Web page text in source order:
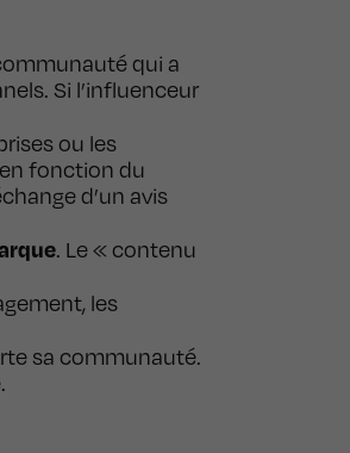
qui a
Si l’influenceur
ou les
fonction du
d’un avis
. Le « contenu
les
sa communauté.